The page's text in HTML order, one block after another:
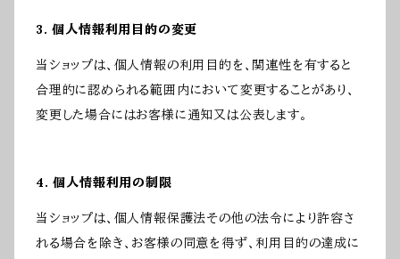
3. 個人情報利用目的の変更
当ショップは、個人情報の利用目的を、関連性を有すると
合理的に認められる範囲内において変更することがあり、
変更した場合にはお客様に通知又は公表します。
4. 個人情報利用の制限
当ショップは、個人情報保護法その他の法令により許容さ
れる場合を除き、お客様の同意を得ず、利用目的の達成に